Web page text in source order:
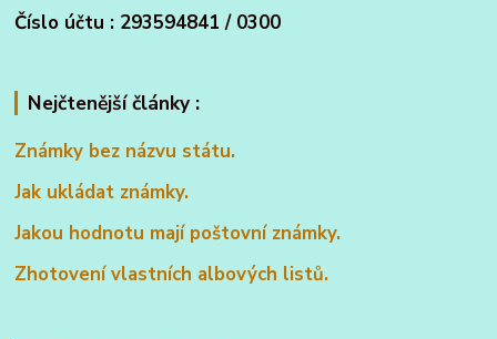
Číslo účtu : 293594841 / 0300
Nejčtenější články :
Známky bez názvu státu.
Jak ukládat známky.
Jakou hodnotu mají poštovní známky.
Zhotovení vlastních albových listů.